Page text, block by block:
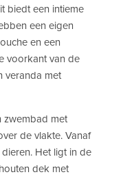
biedt een intieme
een eigen
en een
voorkant van de
veranda met
zwembad met
de vlakte. Vanaf
Het ligt in de
dek met